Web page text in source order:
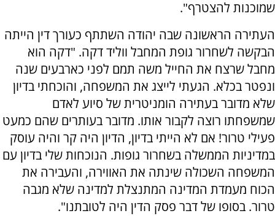
שמוכנות להצטרף".
העתירה הראשונה שבה יהודה השתתף כעורך דין הייתה
הבקשה לשחרור גופת המחבל ווליד דקה. "דקה הוא
מחבל שרצח את החייל משה תמם לפני כארבעים שנה
ונפטר בכלא. הגעתי לייצג את המשפחה, והוכחתי בדיון
שלא מדובר בעתירה הומניטרית של סיוע לאדם
שמשפחתו רוצה לקבור אותו. מדובר בעותרים שהם כמעט
פעילי טרור! אם לא הייתי בדיון, הדיון היה קר והיה עוסק
במדיניות הממשלה בשחרור גופות. הנוכחות שלי בדיון עם
המשפחה השכולה שינתה את האווירה, והעבירה את
הכוח מעמדת המדינה המתנצלת למדינה שלא מגבה
טרור. בסופו של דבר פסק הדין היה לטובתנו".